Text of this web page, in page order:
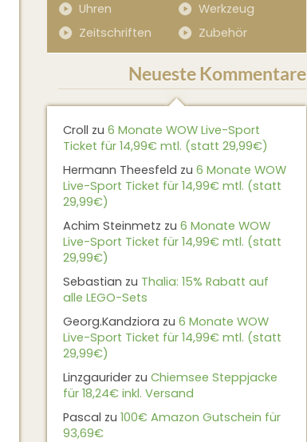
Uhren
Werkzeug
Zeitschriften
Zubehör
Neueste Kommentare
Croll zu 6 Monate WOW Live-Sport
Ticket für 14,99€ mtl. (statt 29,99€)
Hermann Theesfeld zu 6 Monate WOW
Live-Sport Ticket für 14,99€ mtl. (statt
29,99€)
Achim Steinmetz zu 6 Monate WOW
Live-Sport Ticket für 14,99€ mtl. (statt
29,99€)
Sebastian zu Thalia: 15% Rabatt auf
alle LEGO-Sets
Georg.Kandziora zu 6 Monate WOW
Live-Sport Ticket für 14,99€ mtl. (statt
29,99€)
Linzgaurider zu Chiemsee Steppjacke
für 18,24€ inkl. Versand
Pascal zu 100€ Amazon Gutschein für
93,69€